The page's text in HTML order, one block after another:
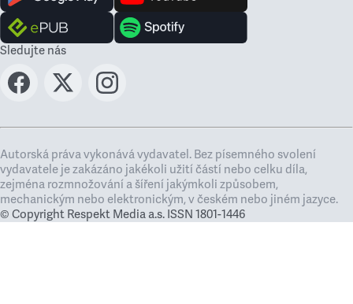
Sledujte nás
Autorská práva vykonává vydavatel. Bez písemného svolení
vydavatele je zakázáno jakékoli užití částí nebo celku díla,
zejména rozmnožování a šíření jakýmkoli způsobem,
mechanickým nebo elektronickým, v českém nebo jiném jazyce.
© Copyright Respekt Media a.s. ISSN 1801-1446